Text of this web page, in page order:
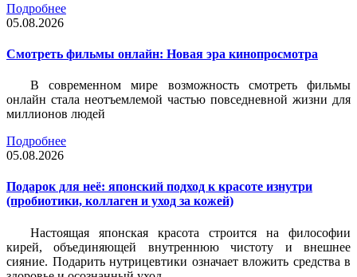
Подробнее
05.08.2026
Смотреть фильмы онлайн: Новая эра кинопросмотра
В современном мире возможность смотреть фильмы
онлайн стала неотъемлемой частью повседневной жизни для
миллионов людей
Подробнее
05.08.2026
Подарок для неё: японский подход к красоте изнутри
(пробиотики, коллаген и уход за кожей)
Настоящая японская красота строится на философии
кирей, объединяющей внутреннюю чистоту и внешнее
сияние. Подарить нутрицевтики означает вложить средства в